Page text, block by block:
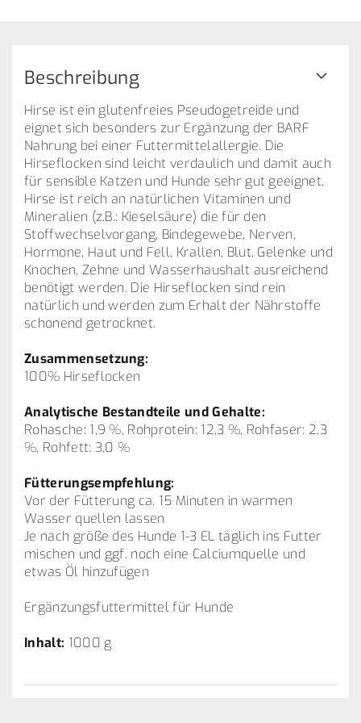
Beschreibung
Hirse ist ein glutenfreies Pseudogetreide und
eignet sich besonders zur Ergänzung der BARF
Nahrung bei einer Futtermittelallergie. Die
Hirseflocken sind leicht verdaulich und damit auch
für sensible Katzen und Hunde sehr gut geeignet.
Hirse ist reich an natürlichen Vitaminen und
Mineralien (z.B.: Kieselsäure) die für den
Stoffwechselvorgang, Bindegewebe, Nerven,
Hormone, Haut und Fell, Krallen, Blut, Gelenke und
Knochen, Zehne und Wasserhaushalt ausreichend
benötigt werden. Die Hirseflocken sind rein
natürlich und werden zum Erhalt der Nährstoffe
schonend getrocknet.
Zusammensetzung:
100% Hirseflocken
Analytische Bestandteile und Gehalte:
Rohasche: 1,9 %, Rohprotein: 12,3 %, Rohfaser: 2,3
%, Rohfett: 3,0 %
Fütterungsempfehlung:
Vor der Fütterung ca. 15 Minuten in warmen
Wasser quellen lassen
Je nach größe des Hunde 1-3 EL täglich ins Futter
mischen und ggf. noch eine Calciumquelle und
etwas Öl hinzufügen
Ergänzungsfuttermittel für Hunde
Inhalt: 1000 g